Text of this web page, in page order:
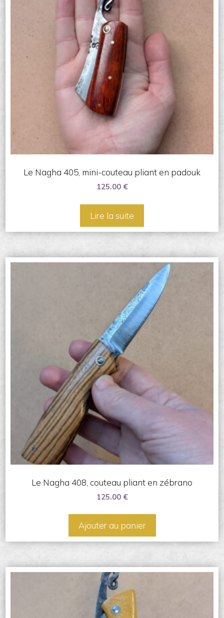
Le Nagha 405, mini-couteau pliant en padouk
125.00 €
Lire la suite
Le Nagha 408, couteau pliant en zébrano
125.00 €
Ajouter au panier